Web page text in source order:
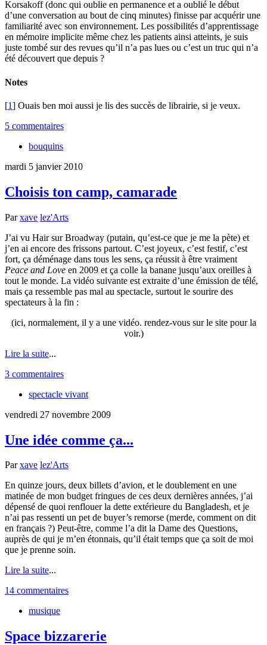
Korsakoff (donc qui oublie en permanence et a oublié le début
d’une conversation au bout de cinq minutes) finisse par acquérir une
familiarité avec son environnement. Les possibilités d’apprentissage
en mémoire implicite même chez les patients ainsi atteints, je suis
juste tombé sur des revues qu’il n’a pas lues ou c’est un truc qui n’a
été découvert que depuis ?
Notes
[1] Ouais ben moi aussi je lis des succès de librairie, si je veux.
5 commentaires
bouquins
mardi 5 janvier 2010
Choisis ton camp, camarade
Parxave lez'Arts
J’ai vu Hair sur Broadway (putain, qu’est-ce que je me la pète) et
j’en ai encore des frissons partout. C’est joyeux, c’est festif, c’est
fort, ça déménage dans tous les sens, ça réussit à être vraiment
Peace and Love en 2009 et ça colle la banane jusqu’aux oreilles à
tout le monde. La vidéo suivante est extraite d’une émission de télé,
mais ça ressemble pas mal au spectacle, surtout le sourire des
spectateurs à la fin :
(ici, normalement, il y a une vidéo. rendez-vous sur le site pour la
voir.)
Lire la suite...
3 commentaires
spectacle vivant
vendredi 27 novembre 2009
Une idée comme ça...
Parxave lez'Arts
En quinze jours, deux billets d’avion, et le doublement en une
matinée de mon budget fringues de ces deux dernières années, j’ai
dépensé de quoi renflouer la dette extérieure du Bangladesh, et je
n’ai pas ressenti un pet de buyer’s remorse (merde, comment on dit
en français ?) Peut-être, comme l’a dit la Dame des Questions,
auprès de qui je m’en étonnais, qu’il était temps que ça soit de moi
que je prenne soin.
Lire la suite...
14 commentaires
musique
Space bizzarerie